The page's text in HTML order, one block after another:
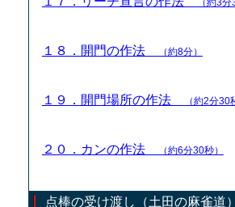
１８．開門の作法 （約8分）
１９．開門場所の作法 （約2分30
２０．カンの作法 （約6分30秒）
点棒の受け渡し（土田の麻雀道）